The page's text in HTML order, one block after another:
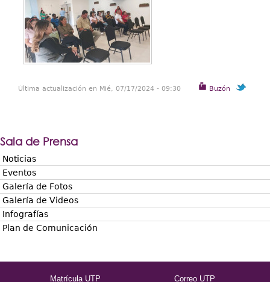
Buzón
Última actualización en Mié, 07/17/2024 - 09:30
Sala de Prensa
Noticias
Eventos
Galería de Fotos
Galería de Videos
Infografías
Plan de Comunicación
Matrícula UTP Correo UTP